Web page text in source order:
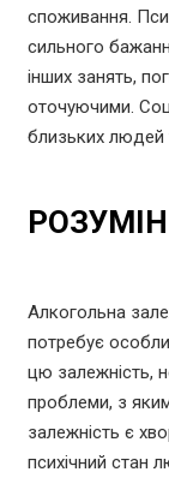
споживання.
сильного
інших занять,
оточуючими.
близьких людей
Алкогольна
потребує
цю залежність,
проблеми, з
залежність є
психічний стан